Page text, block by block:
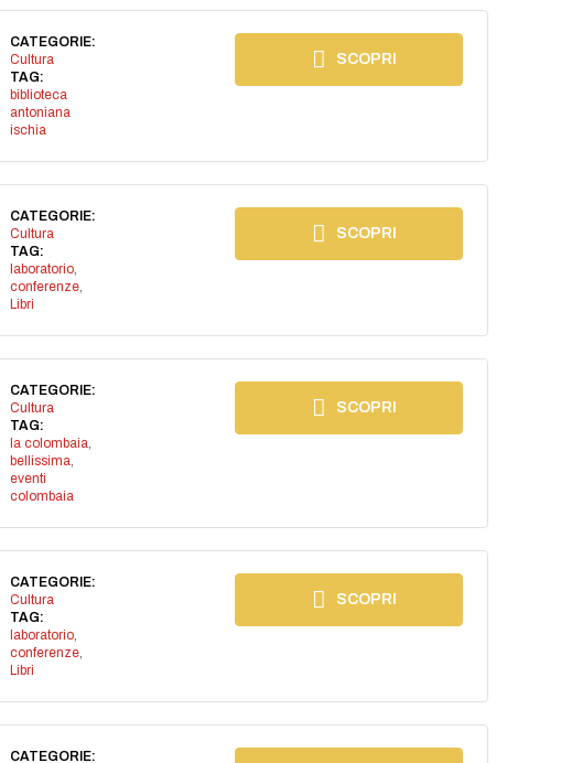
CATEGORIE:
Cultura
TAG:
biblioteca
antoniana
ischia
SCOPRI
CATEGORIE:
Cultura
TAG:
laboratorio,
conferenze,
Libri
SCOPRI
CATEGORIE:
Cultura
TAG:
la colombaia,
bellissima,
eventi
colombaia
SCOPRI
CATEGORIE:
Cultura
TAG:
laboratorio,
conferenze,
Libri
SCOPRI
CATEGORIE: